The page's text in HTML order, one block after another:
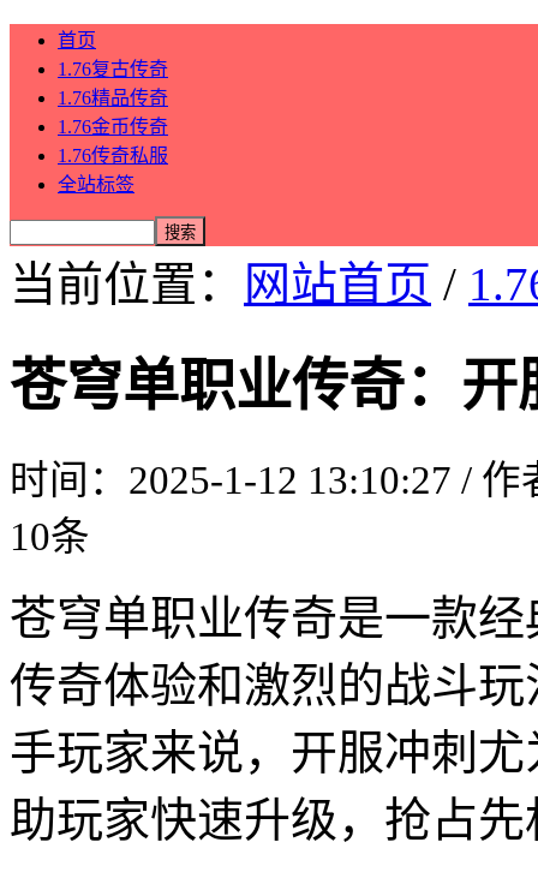
首页
1.76复古传奇
1.76精品传奇
1.76金币传奇
1.76传奇私服
全站标签
当前位置： 网站首页 /
苍穹单职业传奇：
时间：2025-1-12 13:10:27 /
10条
苍穹单职业传奇是一款
传奇体验和激烈的战斗
手玩家来说，开服冲刺
助玩家快速升级，抢占先